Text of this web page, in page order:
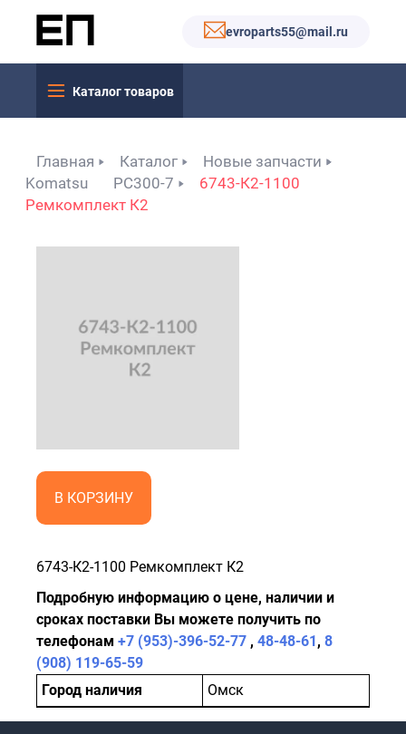
evroparts55@mail.ru
Каталог товаров
Главная Каталог
Новые запчасти
Komatsu
PC300-7
6743-К2-1100
Ремкомплект К2
В КОРЗИНУ
6743-К2-1100 Ремкомплект К2
Подробную информацию о цене, наличии и
сроках поставки Вы можете получить по
телефонам +7 (953)-396-52-77 , 48-48-61, 8
(908) 119-65-59
Город наличия
Омск